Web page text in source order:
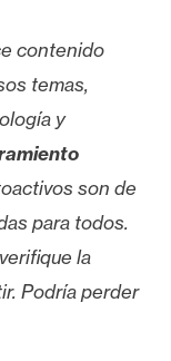
contenido
temas,
y
son de
para todos.
la
Podría perder